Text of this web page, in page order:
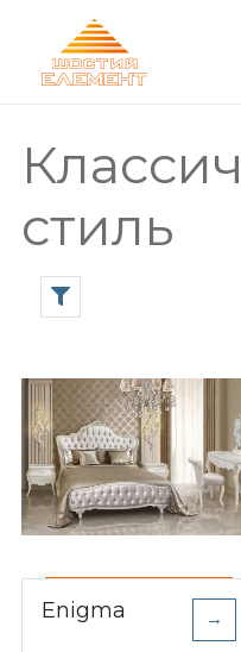
стиль
Enigma →